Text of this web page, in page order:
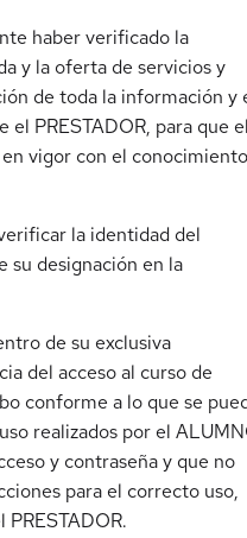
haber verificado la
y la oferta de servicios y
de toda la información y
el PRESTADOR, para que
vigor con el
la identidad del
su designación en la
de su exclusiva
del acceso al curso de
conforme a lo que se
realizados por el
y contraseña y que no
para el correcto uso,